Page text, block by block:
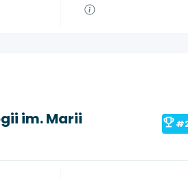
im. Marii